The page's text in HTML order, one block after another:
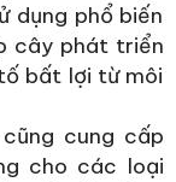
dụng phổ biến
cây phát triển
bất lợi từ môi
cũng cung cấp
cho các loại